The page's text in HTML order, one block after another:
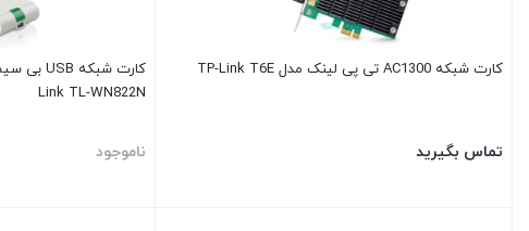
کارت شبکه AC1300 تی پی لینک مدل TP-Link T6E
تماس بگیرید
Link TL-WN822N
ناموجود